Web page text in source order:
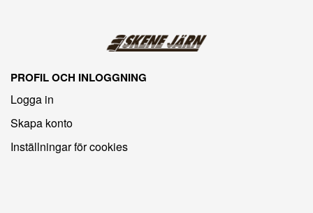
PROFIL OCH INLOGGNING
Logga in
Skapa konto
Inställningar för cookies